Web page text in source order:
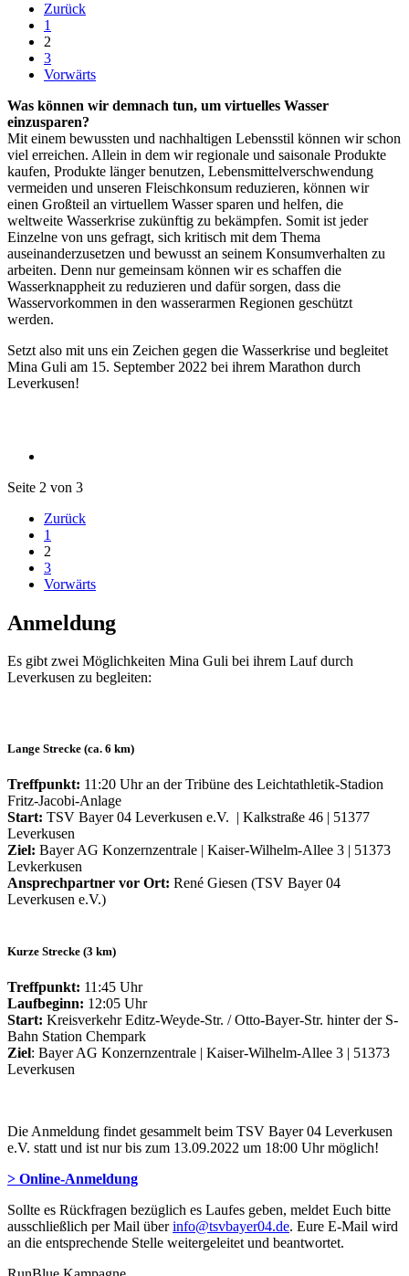
Zurück
1
2
3
Vorwärts
Was können wir demnach tun, um virtuelles Wasser
einzusparen?
Mit einem bewussten und nachhaltigen Lebensstil können wir schon
viel erreichen. Allein in dem wir regionale und saisonale Produkte
kaufen, Produkte länger benutzen, Lebensmittelverschwendung
vermeiden und unseren Fleischkonsum reduzieren, können wir
einen Großteil an virtuellem Wasser sparen und helfen, die
weltweite Wasserkrise zukünftig zu bekämpfen. Somit ist jeder
Einzelne von uns gefragt, sich kritisch mit dem Thema
auseinanderzusetzen und bewusst an seinem Konsumverhalten zu
arbeiten. Denn nur gemeinsam können wir es schaffen die
Wasserknappheit zu reduzieren und dafür sorgen, dass die
Wasservorkommen in den wasserarmen Regionen geschützt
werden.
Setzt also mit uns ein Zeichen gegen die Wasserkrise und begleitet
Mina Guli am 15. September 2022 bei ihrem Marathon durch
Leverkusen!
Seite 2 von 3
Zurück
1
2
3
Vorwärts
Anmeldung
Es gibt zwei Möglichkeiten Mina Guli bei ihrem Lauf durch
Leverkusen zu begleiten:
Lange Strecke (ca. 6 km)
Treffpunkt: 11:20 Uhr an der Tribüne des Leichtathletik-Stadion
Fritz-Jacobi-Anlage
Start: TSV Bayer 04 Leverkusen e.V. | Kalkstraße 46 | 51377
Leverkusen
Ziel: Bayer AG Konzernzentrale | Kaiser-Wilhelm-Allee 3 | 51373
Levkerkusen
Ansprechpartner vor Ort: René Giesen (TSV Bayer 04
Leverkusen e.V.)
Kurze Strecke (3 km)
Treffpunkt: 11:45 Uhr
Laufbeginn: 12:05 Uhr
Start: Kreisverkehr Editz-Weyde-Str. / Otto-Bayer-Str. hinter der S-
Bahn Station Chempark
Ziel: Bayer AG Konzernzentrale | Kaiser-Wilhelm-Allee 3 | 51373
Leverkusen
Die Anmeldung findet gesammelt beim TSV Bayer 04 Leverkusen
e.V. statt und ist nur bis zum 13.09.2022 um 18:00 Uhr möglich!
> Online-Anmeldung
Sollte es Rückfragen bezüglich es Laufes geben, meldet Euch bitte
ausschließlich per Mail überinfo@tsvbayer04.de. Eure E-Mail wird
an die entsprechende Stelle weitergeleitet und beantwortet.